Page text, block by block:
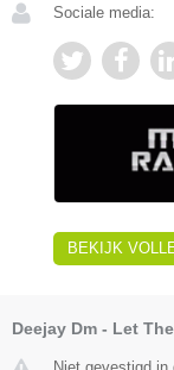
Sociale media:
BEKIJK
Deejay Dm - Let